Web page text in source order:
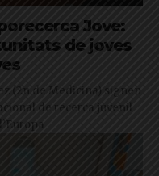
Jove:
de joves
(2n de Medicina) signen
de recerca juvenil